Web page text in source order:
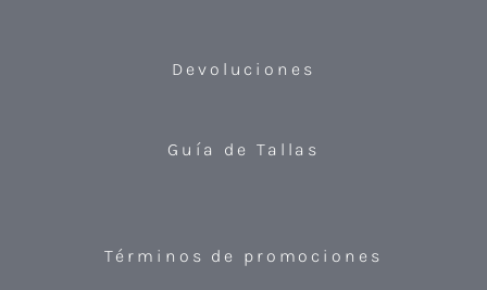
Devoluciones
Guía de Tallas
Términos de promociones